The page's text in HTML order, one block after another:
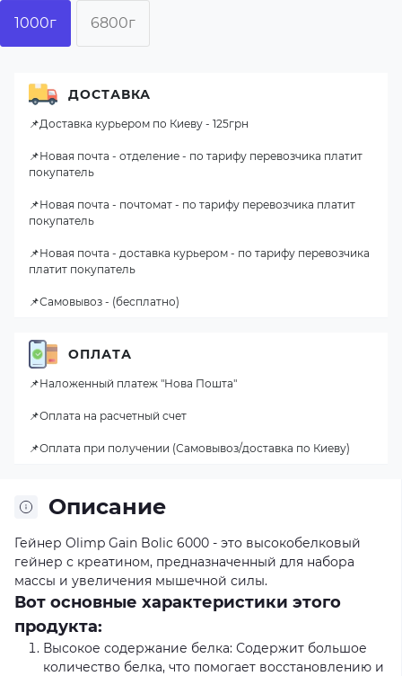
1000г 6800г
Описание
Гейнер Olimp Gain Bolic 6000 - это высокобелковый
гейнер с креатином, предназначенный для набора
массы и увеличения мышечной силы.
Вот основные характеристики этого
продукта:
Высокое содержание белка: Содержит большое
количество белка, что помогает восстановлению и
ДОСТАВКА
📌Доставка курьером по Киеву - 125грн
📌Новая почта - отделение - по тарифу перевозчика платит
покупатель
📌Новая почта - почтомат - по тарифу перевозчика платит
покупатель
📌Новая почта - доставка курьером - по тарифу перевозчика
платит покупатель
📌Самовывоз - (бесплатно)
ОПЛАТА
📌Наложенный платеж "Нова Пошта"
📌Оплата на расчетный счет
📌Оплата при получении (Самовывоз/доставка по Киеву)